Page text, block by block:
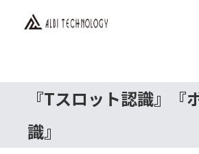
『Tスロット認識』『
識』